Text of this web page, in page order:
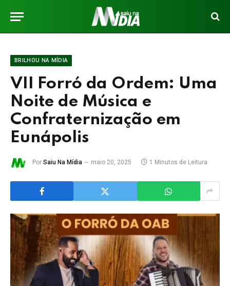
BRILHOU NA MÍDIA
VII Forró da Ordem: Uma
Noite de Música e
Confraternização em
Eunápolis
Por Saiu Na Mídia maio 20, 2025 1 Minutos de Leitura